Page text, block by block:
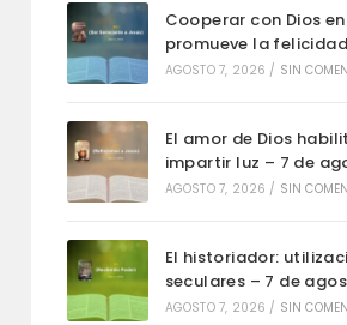
Cooperar con Dios
promueve la
AGOSTO 7, 2026 / SIN
El amor de Dios
impartir luz – 7 de
AGOSTO 7, 2026 / SIN
El historiador:
seculares – 7 de
AGOSTO 7, 2026 / SIN